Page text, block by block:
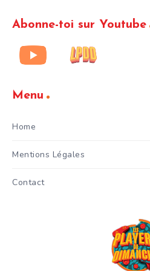
Abonne-toi sur Youtube
Menu
Home
Mentions Légales
Contact